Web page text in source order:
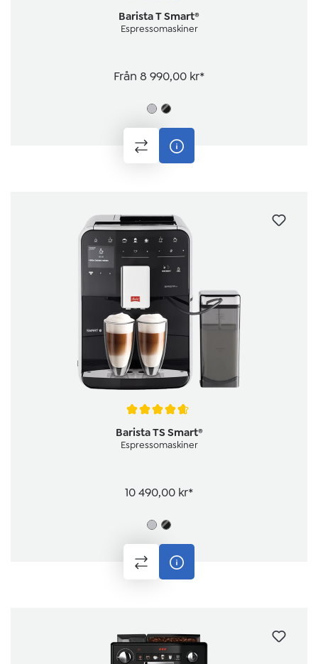
Genomsnittligt betyg på 4.6 av 5 stjärnor
Barista T Smart®
Espressomaskiner
Från 8 990,00 kr*
Genomsnittligt betyg på 4.8 av 5 stjärnor
Barista TS Smart®
Espressomaskiner
10 490,00 kr*